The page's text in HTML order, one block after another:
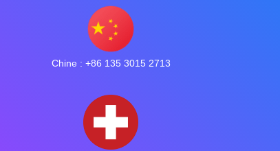
Chine : +86 135 3015 2713